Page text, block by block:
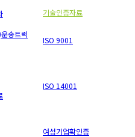
송트럭
기술인증자료
ISO 9001
ISO 14001
여성기업확인증